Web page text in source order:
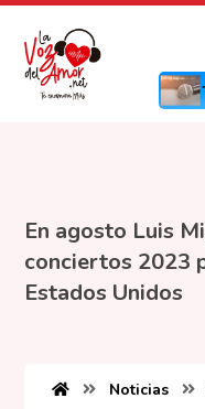
En agosto Luis
conciertos 2023
Estados Unidos
Noticias